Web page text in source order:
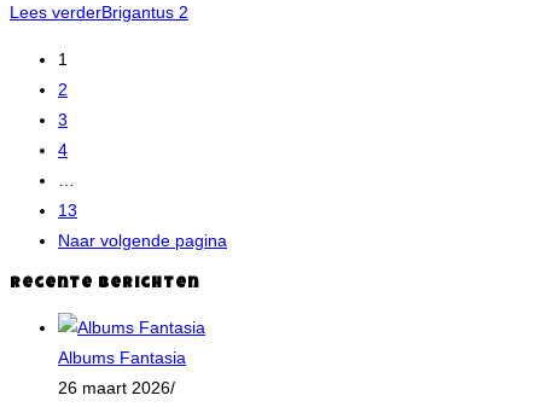
Lees verderBrigantus 2
1
2
3
4
13
Naar volgende pagina
Recente berichten
Albums Fantasia
26 maart 2026/